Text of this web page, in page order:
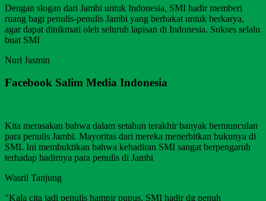
Dengan slogan dari Jambi untuk Indonesia, SMI hadir memberi
ruang bagi penulis-penulis Jambi yang berbakat untuk berkarya,
agar dapat dinikmati oleh seluruh lapisan di Indonesia. Sukses selalu
buat SMI
Nuri Jasmin
Facebook Salim Media Indonesia
Kita merasakan bahwa dalam setahun terakhir banyak bermunculan
para penulis Jambi. Mayoritas dari mereka menerbitkan bukunya di
SMI. Ini membuktikan bahwa kehadiran SMI sangat berpengaruh
terhadap hadirnya para penulis di Jambi
Wasril Tanjung
"Kala cita jadi penulis hampir pupus, SMI hadir dg penuh